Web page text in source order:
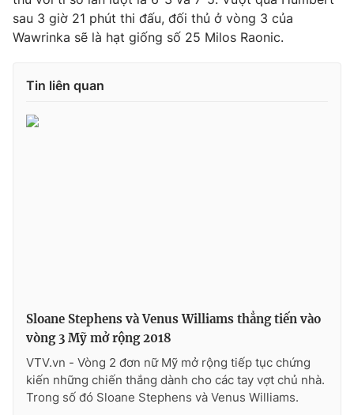
sau 3 giờ 21 phút thi đấu, đối thủ ở vòng 3 của
Wawrinka sẽ là hạt giống số 25 Milos Raonic.
Tin liên quan
Sloane Stephens và Venus Williams thẳng tiến vào
vòng 3 Mỹ mở rộng 2018
VTV.vn - Vòng 2 đơn nữ Mỹ mở rộng tiếp tục chứng
kiến những chiến thắng dành cho các tay vợt chủ nhà.
Trong số đó Sloane Stephens và Venus Williams.